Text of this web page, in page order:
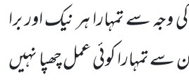
سے تمہارا ہر نیک اور برا
سے تمہارا کوئی عمل چھپا نہیں